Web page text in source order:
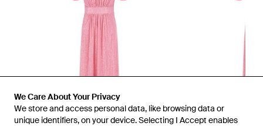
We Care About Your Privacy
We store and access personal data, like browsing data or
unique identifiers, on your device. Selecting I Accept enables